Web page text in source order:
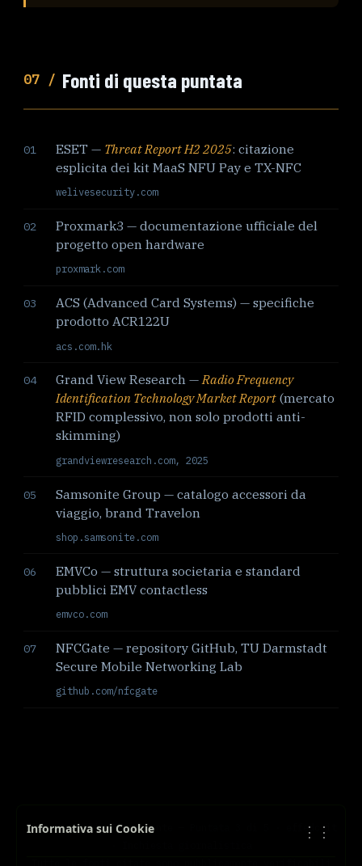
07 / Fonti di questa puntata
01 ESET — Threat Report H2 2025: citazione
esplicita dei kit MaaS NFU Pay e TX-NFC
welivesecurity.com
02
Proxmark3 — documentazione ufficiale del
progetto open hardware
proxmark.com
03
ACS (Advanced Card Systems) — specifiche
prodotto ACR122U
acs.com.hk
04 Grand View Research —Radio Frequency
Identification Technology Market Report (mercato
RFID complessivo, non solo prodotti anti-
skimming)
grandviewresearch.com, 2025
05
Samsonite Group — catalogo accessori da
viaggio, brand Travelon
shop.samsonite.com
06
EMVCo — struttura societaria e standard
pubblici EMV contactless
emvco.com
07
NFCGate — repository GitHub, TU Darmstadt
Secure Mobile Networking Lab
github.com/nfcgate
Il Portafoglio Trasparente — Puntata 3 di 5 · effedc.it
Informativa sui Cookie ⋮⋮